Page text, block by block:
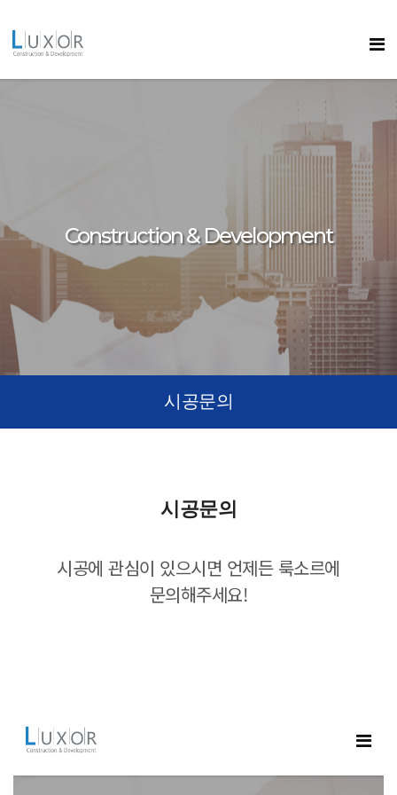
바로가기
Construction & Development
시공문의
시공문의
시공에 관심이 있으시면 언제든 룩소르에
문의해주세요!